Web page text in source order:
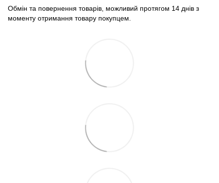
Обмін та повернення товарів, можливий протягом 14 днів з
моменту отримання товару покупцем.